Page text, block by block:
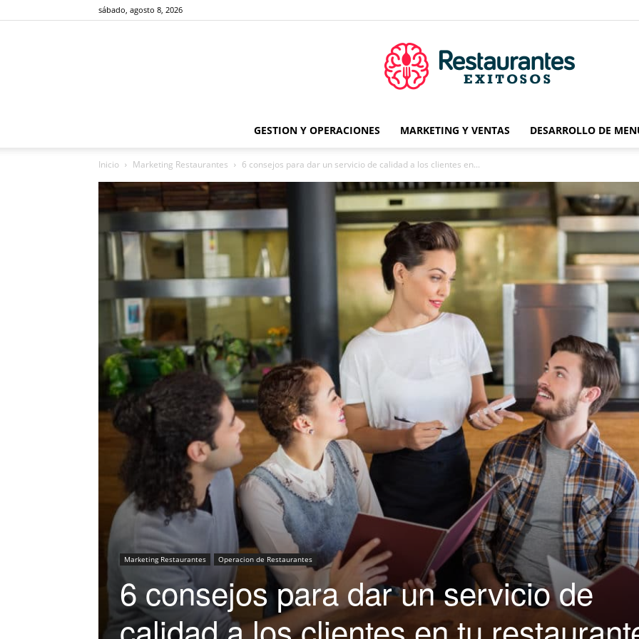
sábado, agosto 8, 2026
Restaurantes
Exitosos
Capacitación
para
Restaurantes
GESTION Y OPERACIONES MARKETING Y VENTAS DESARROLLO DE
Inicio Marketing Restaurantes 6 consejos para dar un servicio de calidad a los clientes en...
Marketing Restaurantes Operacion de Restaurantes
6 consejos para dar un servicio de